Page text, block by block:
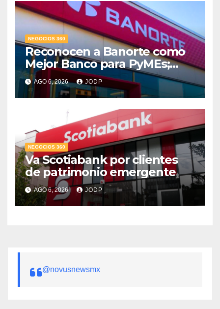
NEGOCIOS 360
Reconocen a Banorte como
Mejor Banco para PyMEs;
supera 14% del mercado
crediticio
AGO 6, 2026 JODP
NEGOCIOS 360
Va Scotiabank por clientes
de patrimonio emergente
AGO 6, 2026 JODP
@novusnewsmx